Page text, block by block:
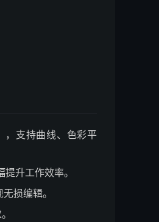
，支持曲线、色彩平
升工作效率。
损编辑。